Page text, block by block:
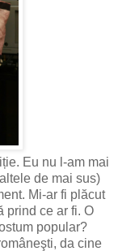
Eu nu l-am mai
de mai sus)
Mi-ar fi plăcut
prind ce ar fi. O
popular?
da cine